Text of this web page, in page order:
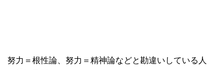
努力＝根性論、努力＝精神論などと勘違いしている人